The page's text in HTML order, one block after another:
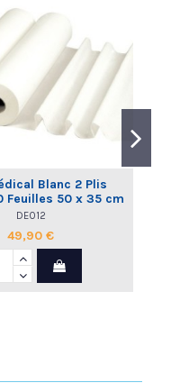
Blanc 2 Plis
Feuilles 50 x 35 cm
| Global Hygiène
DE012
49,90 €